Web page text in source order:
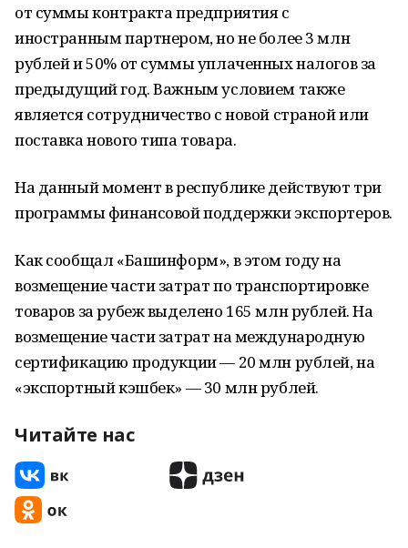
от суммы контракта предприятия с
иностранным партнером, но не более 3 млн
рублей и 50% от суммы уплаченных налогов за
предыдущий год. Важным условием также
является сотрудничество с новой страной или
поставка нового типа товара.
На данный момент в республике действуют три
программы финансовой поддержки экспортеров.
Как сообщал «Башинформ», в этом году на
возмещение части затрат по транспортировке
товаров за рубеж выделено 165 млн рублей. На
возмещение части затрат на международную
сертификацию продукции — 20 млн рублей, на
«экспортный кэшбек» — 30 млн рублей.
Читайте нас